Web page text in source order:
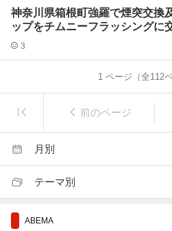
神奈川県箱根町強羅で煙突交換
ップをチムニーフラッシングに
しました。‼️
3
1 ページ（全112
前のページ
月別
テーマ別
ABEMA